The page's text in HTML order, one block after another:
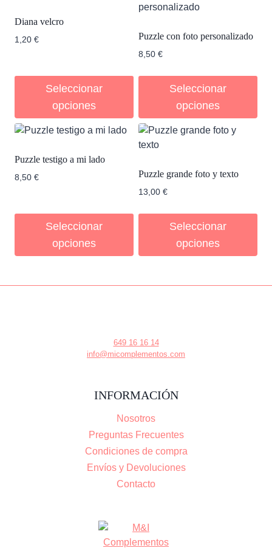
Diana velcro
1,20 €
Seleccionar
opciones
Puzzle con foto personalizado
8,50 €
Seleccionar
opciones
Puzzle testigo a mi lado
8,50 €
Seleccionar
opciones
Puzzle grande foto y texto
13,00 €
Seleccionar
opciones
649 16 16 14
info@micomplementos.com
INFORMACIÓN
Nosotros
Preguntas Frecuentes
Condiciones de compra
Envíos y Devoluciones
Contacto